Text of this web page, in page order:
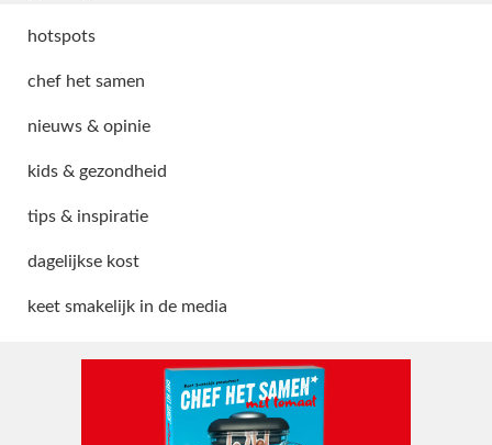
hotspots
chef het samen
nieuws & opinie
kids & gezondheid
tips & inspiratie
dagelijkse kost
keet smakelijk in de media